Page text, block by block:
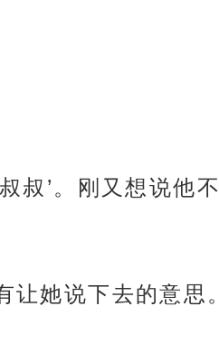
叔’。刚又想说他
她说下去的意思。